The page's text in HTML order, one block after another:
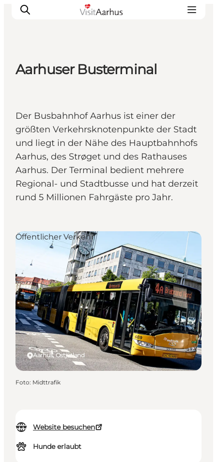
Städte und Regionen
Reiseplanung
Transport
Aarhuser Busterminal
Der Busbahnhof Aarhus ist einer der
größten Verkehrsknotenpunkte der Stadt
und liegt in der Nähe des Hauptbahnhofs
Aarhus, des Strøget und des Rathauses
Aarhus. Der Terminal bedient mehrere
Regional- und Stadtbusse und hat derzeit
rund 5 Millionen Fahrgäste pro Jahr.
Website besuchen
Hunde erlaubt
Aarhus, Ostjütland
Öffentlicher Verkehr
Foto: Midttrafik